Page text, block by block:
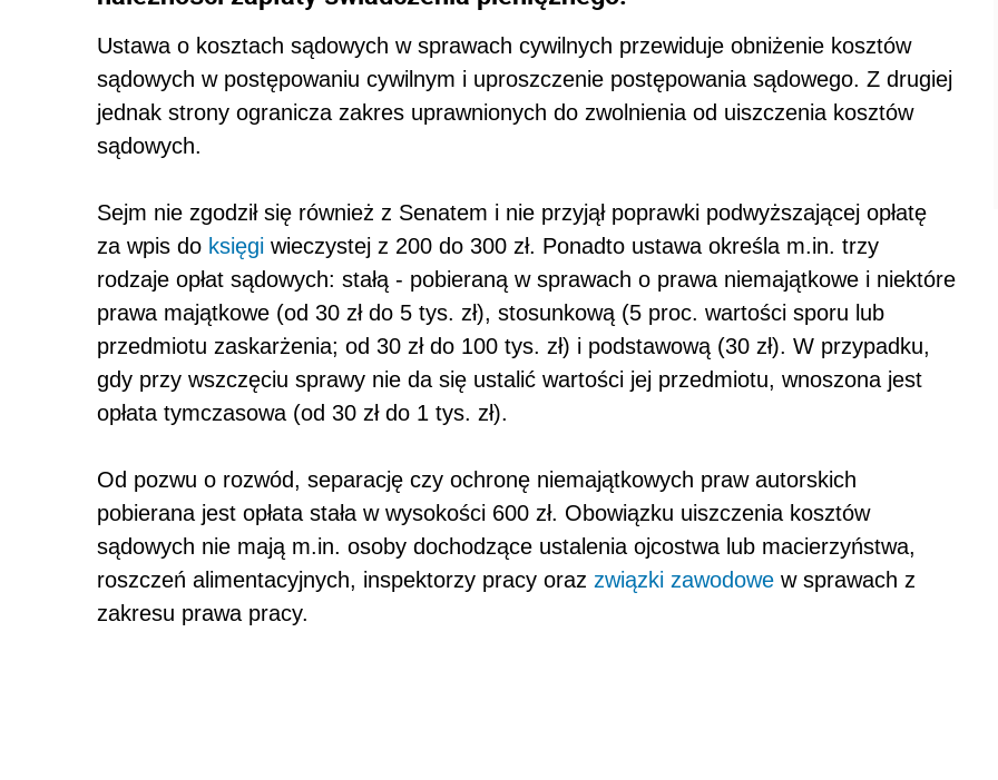
Ustawa o kosztach sądowych w sprawach cywilnych przewiduje obniżenie kosztów
sądowych w postępowaniu cywilnym i uproszczenie postępowania sądowego. Z drugiej
jednak strony ogranicza zakres uprawnionych do zwolnienia od uiszczenia kosztów
sądowych.
Sejm nie zgodził się również z Senatem i nie przyjął poprawki podwyższającej opłatę
za wpis do księgi wieczystej z 200 do 300 zł. Ponadto ustawa określa m.in. trzy
rodzaje opłat sądowych: stałą - pobieraną w sprawach o prawa niemajątkowe i niektóre
prawa majątkowe (od 30 zł do 5 tys. zł), stosunkową (5 proc. wartości sporu lub
przedmiotu zaskarżenia; od 30 zł do 100 tys. zł) i podstawową (30 zł). W przypadku,
gdy przy wszczęciu sprawy nie da się ustalić wartości jej przedmiotu, wnoszona jest
opłata tymczasowa (od 30 zł do 1 tys. zł).
Od pozwu o rozwód, separację czy ochronę niemajątkowych praw autorskich
pobierana jest opłata stała w wysokości 600 zł. Obowiązku uiszczenia kosztów
sądowych nie mają m.in. osoby dochodzące ustalenia ojcostwa lub macierzyństwa,
roszczeń alimentacyjnych, inspektorzy pracy oraz związki zawodowe w sprawach z
zakresu prawa pracy.